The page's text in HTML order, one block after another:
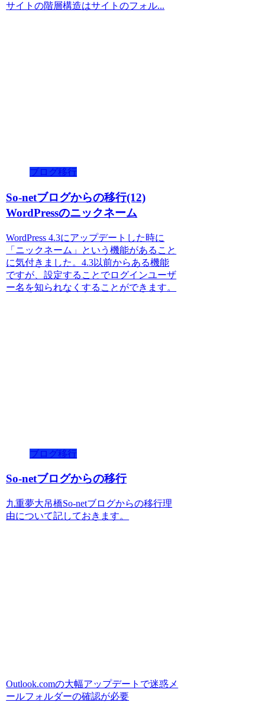
サイトの階層構造はサイトのフォル...
ブログ移行
So-netブログからの移行(12)
WordPressのニックネーム
WordPress 4.3にアップデートした時に
「ニックネーム」という機能があること
に気付きました。4.3以前からある機能
ですが、設定することでログインユーザ
ー名を知られなくすることができます。
ブログ移行
So-netブログからの移行
九重夢大吊橋So-netブログからの移行理
由について記しておきます。
Outlook.comの大幅アップデートで迷惑メ
ールフォルダーの確認が必要